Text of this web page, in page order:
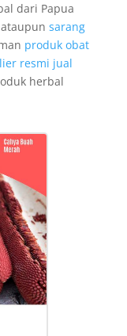
dari Papua
sarang
produk obat
resmi jual
herbal